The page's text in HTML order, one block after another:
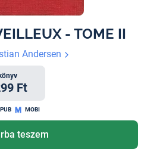
- TOME II
Andersen
Ft
MOBI
teszem